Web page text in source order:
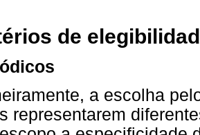
de
a escolha
representarem